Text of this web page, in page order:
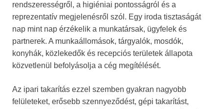
rendszerességről, a higiéniai pontosságról és a
reprezentatív megjelenésről szól. Egy iroda tisztaságát
nap mint nap érzékelik a munkatársak, ügyfelek és
partnerek. A munkaállomások, tárgyalók, mosdók,
konyhák, közlekedők és recepciós területek állapota
közvetlenül befolyásolja a cég megítélését.
Az ipari takarítás ezzel szemben gyakran nagyobb
felületeket, erősebb szennyeződést, gépi takarítást,